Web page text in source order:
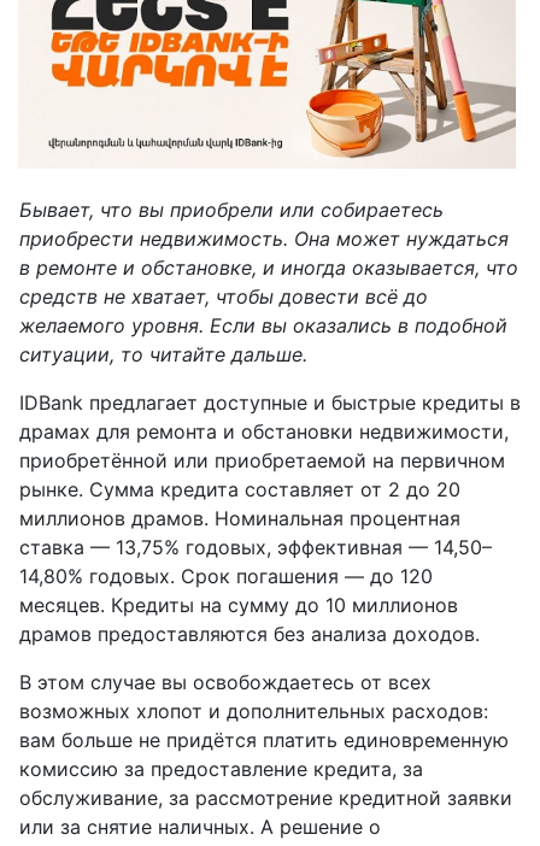
Бывает, что вы приобрели или собираетесь
приобрести недвижимость. Она может нуждаться
в ремонте и обстановке, и иногда оказывается, что
средств не хватает, чтобы довести всё до
желаемого уровня. Если вы оказались в подобной
ситуации, то читайте дальше.
IDBank предлагает доступные и быстрые кредиты в
драмах для ремонта и обстановки недвижимости,
приобретённой или приобретаемой на первичном
рынке. Сумма кредита составляет от 2 до 20
миллионов драмов. Номинальная процентная
ставка — 13,75% годовых, эффективная — 14,50–
14,80% годовых. Срок погашения — до 120
месяцев. Кредиты на сумму до 10 миллионов
драмов предоставляются без анализа доходов.
В этом случае вы освобождаетесь от всех
возможных хлопот и дополнительных расходов:
вам больше не придётся платить единовременную
комиссию за предоставление кредита, за
обслуживание, за рассмотрение кредитной заявки
или за снятие наличных. А решение о